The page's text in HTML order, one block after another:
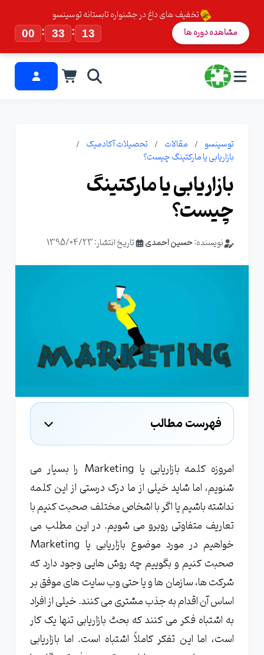
تخفیف های داغ در جشنواره تابستانه توسینسو
00
: 33 : 12 مشاهده دوره ها
توسینسو مقالات
تحصیلات آکادمیک
بازاریابی یا مارکتینگ چیست؟
بازاریابی یا مارکتینگ
چیست؟
نویسنده:حسین احمدی تاریخ انتشار: 1395/04/23
فهرست مطالب
تعریف بازاریابی
مشخصه های بازارایابی
امروزه کلمه بازاریابی یا Marketing را بسیار می
شنویم، اما شاید خیلی از ما درک درستی از این کلمه
نداشته باشیم یا اگر با اشخاص مختلف صحبت کنیم با
تعاریف متفاوتی روبرو می شویم. در این مطلب می
خواهیم در مورد موضوع بازاریابی یا Marketing
صحبت کنیم و بگوییم چه روش هایی وجود دارد که
شرکت ها، سازمان ها و یا حتی وب سایت های موفق بر
اساس آن اقدام به جذب مشتری می کنند. خیلی از افراد
به اشتباه فکر می کنند که بحث بازاریابی تنها یک کار
است، اما این تفکر کاملاً اشتباه است. اما بازاریابی